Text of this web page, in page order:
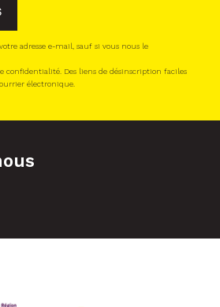
adresse e-mail, sauf si vous nous le
confidentialité. Des liens de désinscription faciles
électronique.